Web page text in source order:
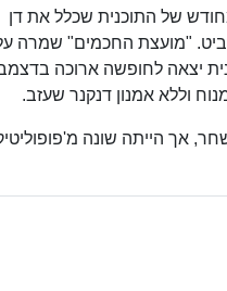
של התוכנית שכלל את דן
שביט. "מועצת החכמים" שמרה
יצאה לחופשה ארוכה
אך הייתה שונה